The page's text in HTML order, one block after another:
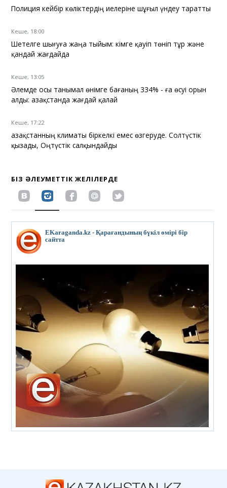
Полиция кейбір көліктердің иелеріне шұғыл үндеу таратты
Кеше, 18:00
Шетелге шығуға жаңа тыйым: кімге қауіп төніп тұр және
қандай жағдайда
Кеше, 13:05
Әлемде осы танымал өнімге бағаның 334% - ға өсуі орын
алды: Қазақстанда жағдай қалай
Кеше, 17:22
Қазақстанның климаты біркелкі емес өзгеруде. Солтүстік
қызады, Оңтүстік салқындайды
БІЗ ӘЛЕУМЕТТІК ЖЕЛІЛЕРДЕ
EKaraganda.kz - Қарағандының бүкіл өмірі бір
сайтта